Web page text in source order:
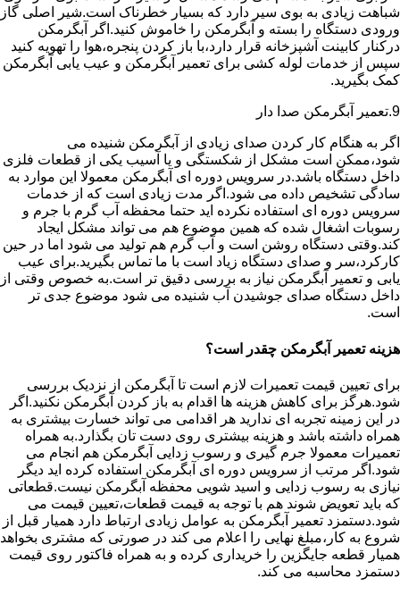
شباهت زیادی به بوی سیر دارد که بسیار خطرناک است.شیر اصلی گاز
ورودی دستگاه را بسته و آبگرمکن را خاموش کنید.اگر آبگرمکن
درکنار کابینت آشپزخانه قرار دارد،با باز کردن پنجره،هوا را تهویه کنید
سپس از خدمات لوله کشی برای تعمیر آبگرمکن و عیب یابی آبگرمکن
کمک بگیرید.
9.تعمیر آبگرمکن صدا دار
اگر به هنگام کار کردن صدای زیادی از آبگرمکن شنیده می
شود،ممکن است مشکل از شکستگی و یا آسیب یکی از قطعات فلزی
داخل دستگاه باشد.در سرویس دوره ای آبگرمکن معمولا این موارد به
سادگی تشخیص داده می شود.اگر مدت زیادی است که از خدمات
سرویس دوره ای استفاده نکرده اید حتما محفظه آب گرم با جرم و
رسوبات اشغال شده که همین موضوع هم می تواند مشکل ایجاد
کند.وقتی دستگاه روشن است و آب گرم هم تولید می شود اما در حین
کارکرد،سر و صدای دستگاه زیاد است با ما تماس بگیرید.برای عیب
یابی و تعمیر آبگرمکن نیاز به بررسی دقیق تر است.به خصوص وقتی از
داخل دستگاه صدای جوشیدن آب شنیده می شود موضوع جدی تر
است.
هزینه تعمیر آبگرمکن چقدر است؟
برای تعیین قیمت تعمیرات لازم است تا آبگرمکن از نزدیک بررسی
شود.هرگز برای کاهش هزینه ها اقدام به باز کردن آبگرمکن نکنید.اگر
در این زمینه تجربه ای ندارید هر اقدامی می تواند خسارت بیشتری به
همراه داشته باشد و هزینه بیشتری روی دست تان بگذارد.به همراه
تعمیرات معمولا جرم گیری و رسوب زدایی آبگرمکن هم انجام می
شود.اگر مرتب از سرویس دوره ای آبگرمکن استفاده کرده اید دیگر
نیازی به رسوب زدایی و اسید شویی محفظه آبگرمکن نیست.قطعاتی
که باید تعویض شوند هم با توجه به قیمت قطعات،تعیین قیمت می
شود.دستمزد تعمیر آبگرمکن به عوامل زیادی ارتباط دارد همیار قبل از
شروع به کار،مبلغ نهایی را اعلام می کند در صورتی که مشتری بخواهد
همیار قطعه جایگزین را خریداری کرده و به همراه فاکتور روی قیمت
دستمزد محاسبه می کند.